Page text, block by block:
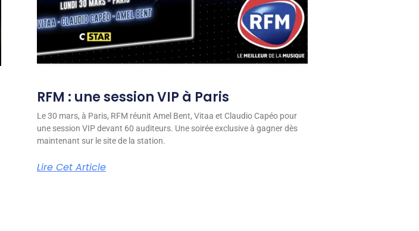
RFM : une session VIP à Paris
Le 30 mars, à Paris, RFM réunit Amel Bent, Vitaa et Claudio Capéo pour
une session VIP devant 60 auditeurs. Une soirée exclusive à gagner dès
maintenant sur le site de la station.
Lire Cet Article